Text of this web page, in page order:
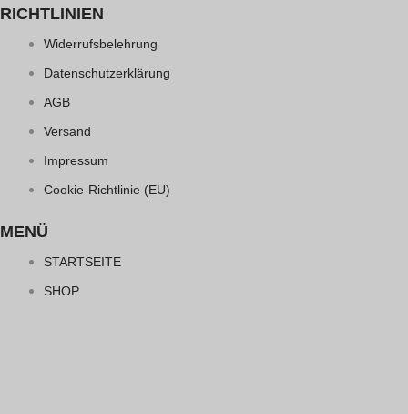
RICHTLINIEN
Widerrufsbelehrung
Datenschutzerklärung
AGB
Versand
Impressum
Cookie-Richtlinie (EU)
MENÜ
STARTSEITE
SHOP